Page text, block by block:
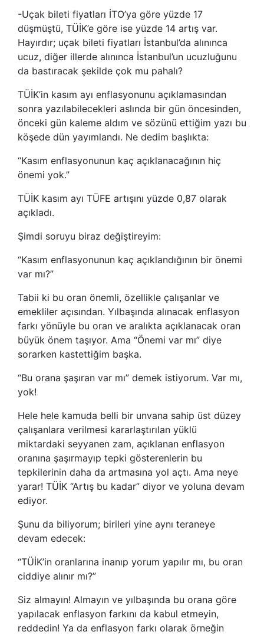
-Uçak bileti fiyatları İTO’ya göre yüzde 17
düşmüştü, TÜİK’e göre ise yüzde 14 artış var.
Hayırdır; uçak bileti fiyatları İstanbul’da alınınca
ucuz, diğer illerde alınınca İstanbul’un ucuzluğunu
da bastıracak şekilde çok mu pahalı?
TÜİK’in kasım ayı enflasyonunu açıklamasından
sonra yazılabilecekleri aslında bir gün öncesinden,
önceki gün kaleme aldım ve sözünü ettiğim yazı bu
köşede dün yayımlandı. Ne dedim başlıkta:
“Kasım enflasyonunun kaç açıklanacağının hiç
önemi yok.”
TÜİK kasım ayı TÜFE artışını yüzde 0,87 olarak
açıkladı.
Şimdi soruyu biraz değiştireyim:
“Kasım enflasyonunun kaç açıklandığının bir önemi
var mı?”
Tabii ki bu oran önemli, özellikle çalışanlar ve
emekliler açısından. Yılbaşında alınacak enflasyon
farkı yönüyle bu oran ve aralıkta açıklanacak oran
büyük önem taşıyor. Ama “Önemi var mı” diye
sorarken kastettiğim başka.
“Bu orana şaşıran var mı” demek istiyorum. Var mı,
yok!
Hele hele kamuda belli bir unvana sahip üst düzey
çalışanlara verilmesi kararlaştırılan yüklü
miktardaki seyyanen zam, açıklanan enflasyon
oranına şaşırmayıp tepki gösterenlerin bu
tepkilerinin daha da artmasına yol açtı. Ama neye
yarar! TÜİK “Artış bu kadar” diyor ve yoluna devam
ediyor.
Şunu da biliyorum; birileri yine aynı teraneye
devam edecek:
“TÜİK’in oranlarına inanıp yorum yapılır mı, bu oran
ciddiye alınır mı?”
Siz almayın! Almayın ve yılbaşında bu orana göre
yapılacak enflasyon farkını da kabul etmeyin,
reddedin! Ya da enflasyon farkı olarak örneğin